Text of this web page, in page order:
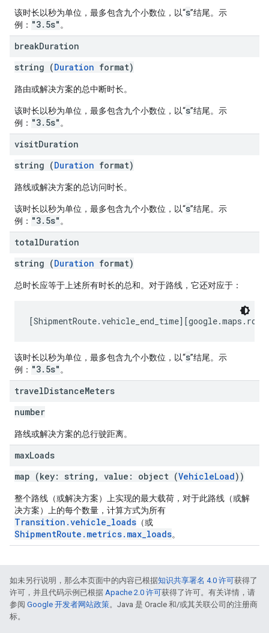
该时长以秒为单位，最多包含九个小数位，以“s”结尾。示
例： "3.5s" 。
breakDuration
string (Duration format)
路由或解决方案的总中断时长。
该时长以秒为单位，最多包含九个小数位，以“s”结尾。示
例： "3.5s" 。
visitDuration
string (Duration format)
路线或解决方案的总访问时长。
该时长以秒为单位，最多包含九个小数位，以“s”结尾。示
例： "3.5s" 。
totalDuration
string (Duration format)
总时长应等于上述所有时长的总和。对于路线，它还对应于：
该时长以秒为单位，最多包含九个小数位，以“s”结尾。示
例： "3.5s" 。
travelDistanceMeters
number
路线或解决方案的总行驶距离。
maxLoads
map (key: string, value: object (VehicleLoad))
整个路线（或解决方案）上实现的最大载荷，对于此路线（或解
决方案）上的每个数量，计算方式为所有
Transition.vehicle_loads （或
ShipmentRoute.metrics.max_loads。
如未另行说明，那么本页面中的内容已根据知识共享署名 4.0 许可获得了
许可，并且代码示例已根据 Apache 2.0 许可获得了许可。有关详情，请
参阅 Google 开发者网站政策。Java 是 Oracle 和/或其关联公司的注册商
标。